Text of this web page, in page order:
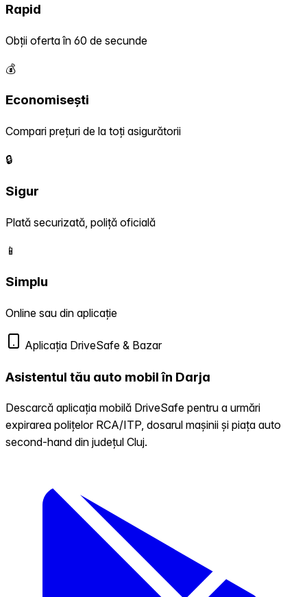
Rapid
Obții oferta în 60 de secunde
💰
Economisești
Compari prețuri de la toți asigurătorii
🔒
Sigur
Plată securizată, poliță oficială
📱
Simplu
Online sau din aplicație
Aplicația DriveSafe & Bazar
Asistentul tău auto mobil în Darja
Descarcă aplicația mobilă DriveSafe pentru a urmări
expirarea polițelor RCA/ITP, dosarul mașinii și piața auto
second-hand din județul Cluj.